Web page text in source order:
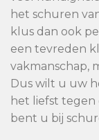
het schuren
klus dan ook
een tevreden
vakmanschap,
Dus wilt u uw
het liefst tegen
bent u bij